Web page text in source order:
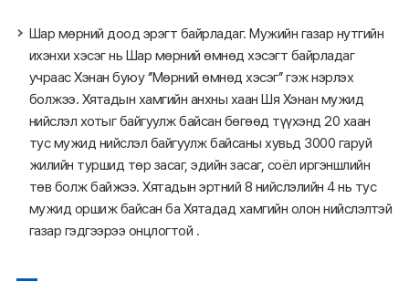
Шар мөрний доод эрэгт байрладаг. Мужийн газар нутгийн
ихэнхи хэсэг нь Шар мөрний өмнөд хэсэгт байрладаг
учраас Хэнан буюу ‘’Мөрний өмнөд хэсэг’’ гэж нэрлэх
болжээ. Хятадын хамгийн анхны хаан Шя Хэнан мужид
нийслэл хотыг байгуулж байсан бөгөөд түүхэнд 20 хаан
тус мужид нийслэл байгуулж байсаны хувьд 3000 гаруй
жилийн туршид төр засаг, эдийн засаг, соёл иргэншлийн
төв болж байжээ. Хятадын эртний 8 нийслэлийн 4 нь тус
мужид оршиж байсан ба Хятадад хамгийн олон нийслэлтэй
газар гэдгээрээ онцлогтой .